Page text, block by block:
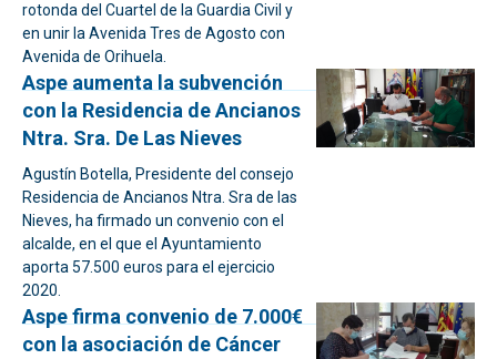
rotonda del Cuartel de la Guardia Civil y
en unir la Avenida Tres de Agosto con
Avenida de Orihuela.
Aspe aumenta la subvención
con la Residencia de Ancianos
Ntra. Sra. De Las Nieves
Agustín Botella, Presidente del consejo
Residencia de Ancianos Ntra. Sra de las
Nieves, ha firmado un convenio con el
alcalde, en el que el Ayuntamiento
aporta 57.500 euros para el ejercicio
2020.
Aspe firma convenio de 7.000€
con la asociación de Cáncer